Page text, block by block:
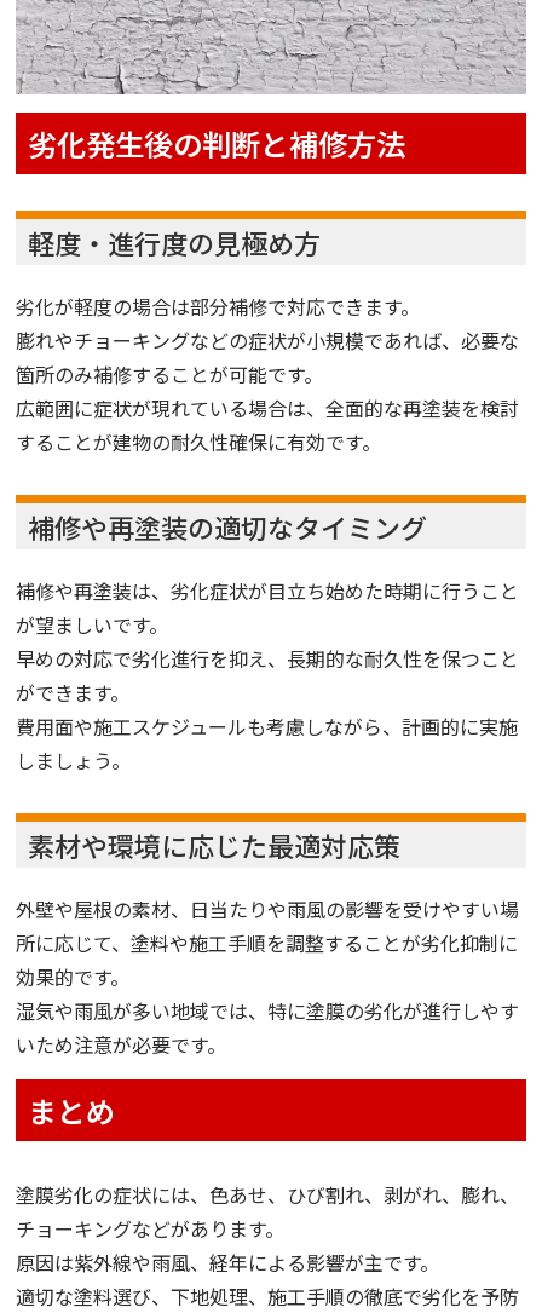
劣化発生後の判断と補修方法
軽度・進行度の見極め方
劣化が軽度の場合は部分補修で対応できます。
膨れやチョーキングなどの症状が小規模であれば、必要な
箇所のみ補修することが可能です。
広範囲に症状が現れている場合は、全面的な再塗装を検討
することが建物の耐久性確保に有効です。
補修や再塗装の適切なタイミング
補修や再塗装は、劣化症状が目立ち始めた時期に行うこと
が望ましいです。
早めの対応で劣化進行を抑え、長期的な耐久性を保つこと
ができます。
費用面や施工スケジュールも考慮しながら、計画的に実施
しましょう。
素材や環境に応じた最適対応策
外壁や屋根の素材、日当たりや雨風の影響を受けやすい場
所に応じて、塗料や施工手順を調整することが劣化抑制に
効果的です。
湿気や雨風が多い地域では、特に塗膜の劣化が進行しやす
いため注意が必要です。
まとめ
塗膜劣化の症状には、色あせ、ひび割れ、剥がれ、膨れ、
チョーキングなどがあります。
原因は紫外線や雨風、経年による影響が主です。
適切な塗料選び、下地処理、施工手順の徹底で劣化を予防